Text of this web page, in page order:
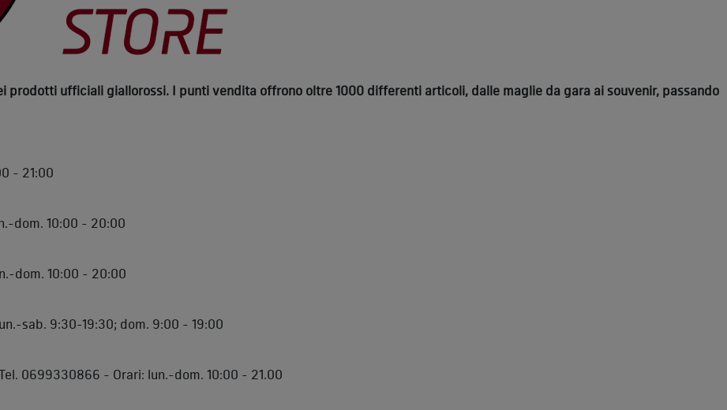
prodotti ufficiali giallorossi. I punti vendita offrono oltre 1000 differenti articoli, dalle maglie da gara ai souvenir, passando
- 21:00
dom. 10:00 - 20:00
dom. 10:00 - 20:00
sab. 9:30-19:30; dom. 9:00 - 19:00
0699330866 - Orari: lun.-dom. 10:00 - 21.00